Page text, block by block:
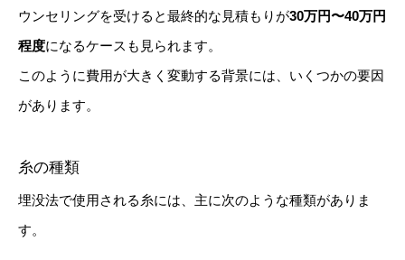
ウンセリングを受けると最終的な見積もりが30万円〜40万円
程度になるケースも見られます。
このように費用が大きく変動する背景には、いくつかの要因
があります。
糸の種類
埋没法で使用される糸には、主に次のような種類がありま
す。